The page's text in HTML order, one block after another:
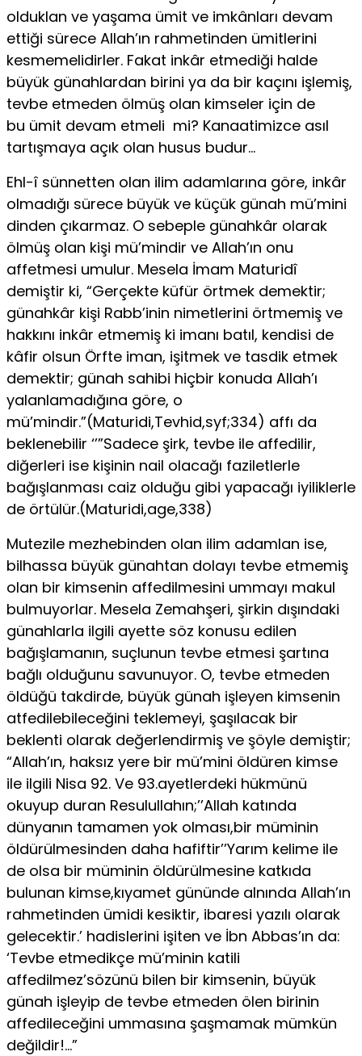
olduklan ve yaşama ümit ve imkânları devam
ettiği sürece Allah’ın rahmetinden ümitlerini
kesmemelidirler. Fakat inkâr etmediği halde
büyük günahlardan birini ya da bir kaçını işlemiş,
tevbe etmeden ölmüş olan kimseler için de
bu ümit devam etmeli mi? Kanaatimizce asıl
tartışmaya açık olan husus budur…
Ehl-î sünnetten olan ilim adamlarına göre, inkâr
olmadığı süre­ce büyük ve küçük günah mü’mini
dinden çıkarmaz. O sebeple günahkâr olarak
ölmüş olan kişi mü’mindir ve Allah’ın onu
affetmesi umulur. Mesela İmam Maturidî
demiştir ki, “Gerçekte küfür örtmek demektir;
günahkâr kişi Rabb’inin nimetlerini örtmemiş ve
hakkını inkâr etmemiş ki imanı batıl, kendisi de
kâfir olsun Örfte iman, işitmek ve tasdik etmek
demektir; günah sahibi hiçbir konuda Allah’ı
yalanlamadığına göre, o
mü’mindir.”(Maturidi,Tevhid,syf;334) affı da
beklenebilir ‘’”Sadece şirk, tevbe ile affedilir,
diğerleri ise kişinin nail olacağı faziletlerle
bağışlanması caiz olduğu gibi yapacağı iyiliklerle
de örtülür.(Maturidi,age,338)
Mutezile mezhebinden olan ilim adamlan ise,
bilhassa büyük günahtan dolayı tevbe etmemiş
olan bir kimsenin affedilmesini ummayı makul
bulmuyorlar. Mesela Zemahşeri, şirkin dışındaki
günahlarla ilgili ayette söz konusu edilen
bağışlamanın, suçlunun tevbe etmesi şartına
bağlı olduğunu savunuyor. O, tevbe etmeden
öldüğü takdirde, büyük günah işleyen kimsenin
atfedilebileceğini teklemeyi, şaşılacak bir
beklenti olarak değerlendirmiş ve şöyle demiştir;
“Allah’ın, haksız yere bir mü’mini öldüren kimse
ile ilgili Nisa 92. Ve 93.ayetlerdeki hükmünü
okuyup duran Resulullahın;’’Allah katında
dünyanın tamamen yok olması,bir müminin
öldürülmesinden daha hafiftir’’Yarım kelime ile
de olsa bir müminin öldürülmesine katkıda
bulunan kimse,kıyamet gününde alnında Allah’ın
rahmetinden ümidi kesiktir, ibaresi yazılı olarak
gelecektir.’ hadislerini işiten ve İbn Abbas’ın da:
‘Tevbe etmedikçe mü’minin katili
affedilmez’sözünü bilen bir kimsenin, büyük
günah işleyip de tevbe etmeden ölen birinin
affedileceğini ummasına şaşmamak mümkün
değildir!…”